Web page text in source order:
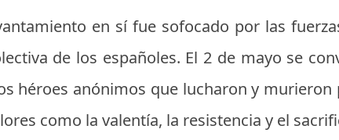
en sí fue sofocado por las
de los españoles. El 2 de mayo se
héroes anónimos que lucharon y
como la valentía, la resistencia y el